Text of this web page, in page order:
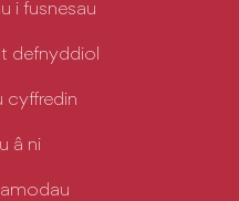
i fusnesau
defnyddiol
cyffredin
â ni
amodau